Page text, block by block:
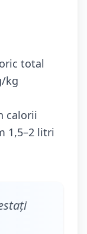
total
kg
calorii
1,5–2 litri